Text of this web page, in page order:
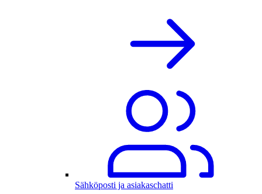
Sähköposti ja asiakaschatti